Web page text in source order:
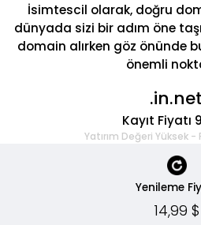
İsimtescil olarak, doğru
dünyada sizi bir adım öne
domain alırken göz önünde
önemli
.in.net
Kayıt Fiyatı
Yatırım Değeri Yüksek -
Yenileme
14,99 $